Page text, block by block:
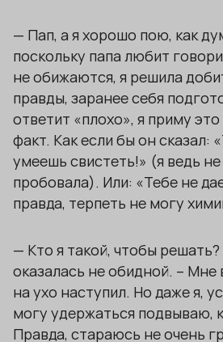
— Пап, а я хорошо пою, как
поскольку папа любит
не обижаются, я решила
правды, заранее себя
ответит «плохо», я приму
факт. Как если бы он сказал:
умеешь свистеть!» (я ведь
пробовала). Или: «Тебе не
правда, терпеть не могу
— Кто я такой, чтобы
оказалась не обидной. –
на ухо наступил. Но даже я,
могу удержаться подвываю,
Правда, стараюсь не очень